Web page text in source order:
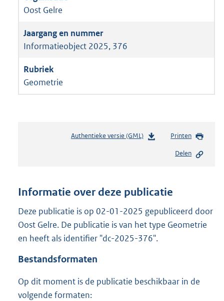
Oost Gelre
Informatieobject 2025, 376
Geometrie
Authentieke versie (GML)b
n
s
r
o
e
Printen
Delen
Informatie over deze publicatie
Deze publicatie is op 02-01-2025 gepubliceerd door
Oost Gelre. De publicatie is van het type Geometrie
en heeft als identifier "dc-2025-376".
Bestandsformaten
Op dit moment is de publicatie beschikbaar in de
volgende formaten: